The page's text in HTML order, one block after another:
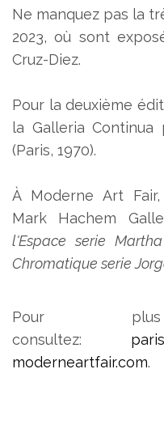
Ne manquez pas la
2023, où sont
Cruz-Diez.
Pour la deuxième
la Galleria
(Paris, 1970).
À Moderne Art
Mark Hachem
l'Espace serie Martha
Chromatique serie
Pour plus
consultez:
moderneartfair.com.